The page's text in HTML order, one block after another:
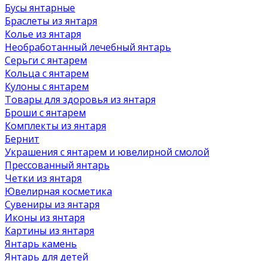
Бусы янтарные
Браслеты из янтаря
Колье из янтаря
Необработанный лечебный янтарь
Серьги с янтарем
Кольца с янтарем
Кулоны с янтарем
Товары для здоровья из янтаря
Броши с янтарем
Комплекты из янтаря
Бернит
Украшения с янтарем и ювелирной смолой
Прессованный янтарь
Четки из янтаря
Ювелирная косметика
Сувениры из янтаря
Иконы из янтаря
Картины из янтаря
Янтарь камень
Янтарь для детей